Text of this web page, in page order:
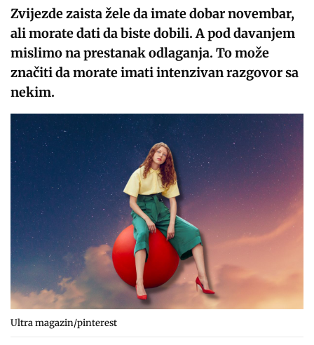
Zvijezde zaista žele da imate dobar novembar,
ali morate dati da biste dobili. A pod davanjem
mislimo na prestanak odlaganja. To može
značiti da morate imati intenzivan razgovor sa
nekim.
Ultra magazin/pinterest